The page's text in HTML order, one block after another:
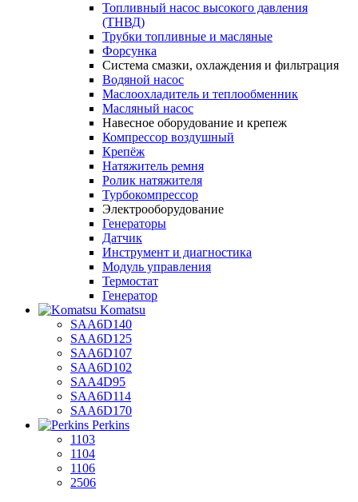
Топливный насос высокого давления
(ТНВД)
Трубки топливные и масляные
Форсунка
Система смазки, охлаждения и фильтрация
Водяной насос
Маслоохладитель и теплообменник
Масляный насос
Навесное оборудование и крепеж
Компрессор воздушный
Крепёж
Натяжитель ремня
Ролик натяжителя
Турбокомпрессор
Электрооборудование
Генераторы
Датчик
Инструмент и диагностика
Модуль управления
Термостат
Генератор
Komatsu
SAA6D140
SAA6D125
SAA6D107
SAA6D102
SAA4D95
SAA6D114
SAA6D170
Perkins
1103
1104
1106
2506